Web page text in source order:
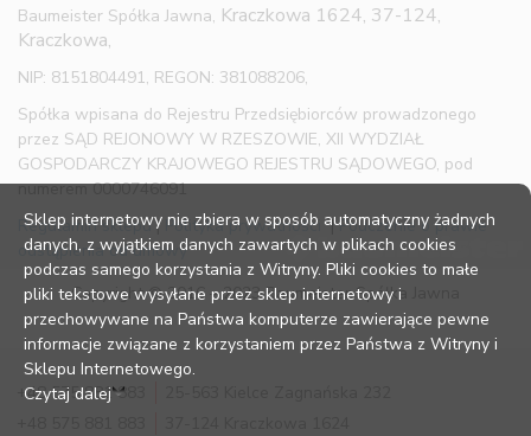
Baumeister Spółka Jawna, Kraczkowa 1624, 37-124,
Kraczkowa,
NIP: 8151804491, REGON: 381088206,
Spółka wpisana do Rejestru Przedsiębiorców prowadzonego
przez SĄD REJONOWY W RZESZOWIE, XII WYDZIAŁ
GOSPODARCZY KRAJOWEGO REJESTRU SĄDOWEGO, pod
numerem 0000746091
Regulamin sklepu| Polityka prywatności |Pouczenie o prawie
odstąpienia od umowy
Copyright © 2016 – 2023 Baumeister Spółka Jawna
+48 575 881 883
Sklep internetowy nie zbiera w sposób automatyczny żadnych
danych, z wyjątkiem danych zawartych w plikach cookies
podczas samego korzystania z Witryny. Pliki cookies to małe
pliki tekstowe wysyłane przez sklep internetowy i
przechowywane na Państwa komputerze zawierające pewne
informacje związane z korzystaniem przez Państwa z Witryny i
Sklepu Internetowego.
Czytaj dalej